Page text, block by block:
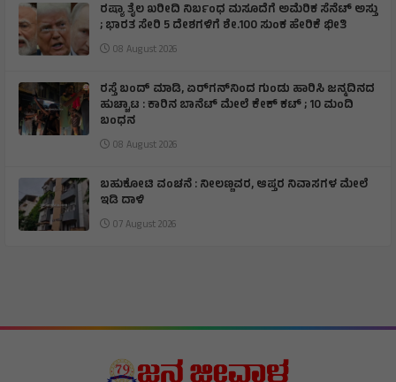
ರಷ್ಯಾ ತೈಲ ಖರೀದಿ ನಿರ್ಬಂಧ ಮಸೂದೆಗೆ ಅಮೆರಿಕ ಸೆನೆಟ್ ಅಸ್ತು
; ಭಾರತ ಸೇರಿ 5 ದೇಶಗಳಿಗೆ ಶೇ.100 ಸುಂಕ ಹೇರಿಕೆ ಭೀತಿ
08 August 2026
ರಸ್ತೆ ಬಂದ್ ಮಾಡಿ, ಏರ್‌ಗನ್‌ನಿಂದ ಗುಂಡು ಹಾರಿಸಿ ಜನ್ಮದಿನದ
ಹುಚ್ಚಾಟ : ಕಾರಿನ ಬಾನೆಟ್ ಮೇಲೆ ಕೇಕ್ ಕಟ್‌ ; 10 ಮಂದಿ
ಬಂಧನ
08 August 2026
ಬಹುಕೋಟಿ ವಂಚನೆ : ನೀಲಣ್ಣವರ, ಆಪ್ತರ ನಿವಾಸಗಳ ಮೇಲೆ
ಇಡಿ ದಾಳಿ
07 August 2026